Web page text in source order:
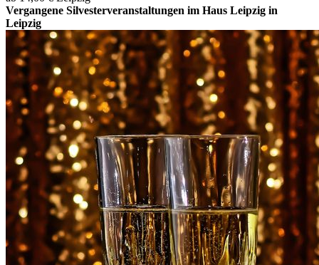
Vergangene Silvesterveranstaltungen im Haus Leipzig in
Leipzig